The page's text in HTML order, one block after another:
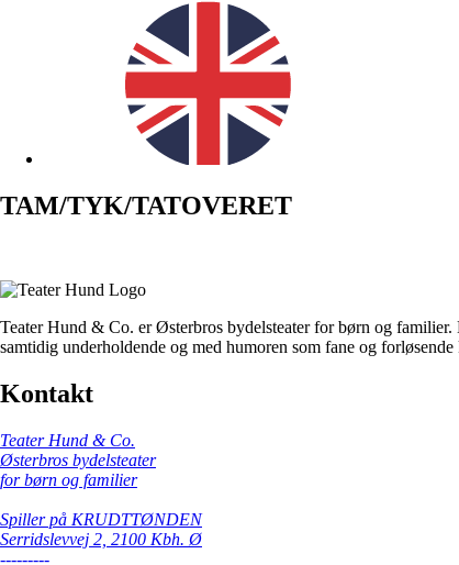
TAM/TYK/TATOVERET
Teater Hund & Co. er Østerbros bydelsteater for børn og familier.
samtidig underholdende og med humoren som fane og forløsende
Kontakt
Teater Hund & Co.
Østerbros bydelsteater
for børn og familier
Spiller på KRUDTTØNDEN
Serridslevvej 2, 2100 Kbh. Ø
---------